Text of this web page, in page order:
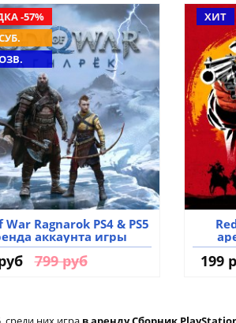
-57%
War Ragnarok PS4 & PS5
аккаунта игры
799 руб
ХИТ
199